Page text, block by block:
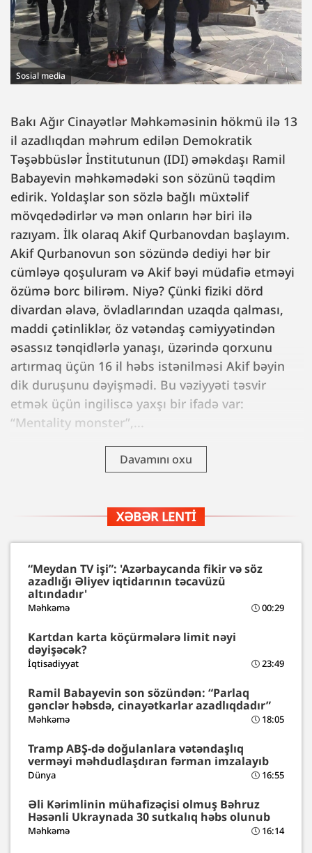
Sosial media
Bakı Ağır Cinayətlər Məhkəməsinin hökmü ilə 13
il azadlıqdan məhrum edilən Demokratik
Təşəbbüslər İnstitutunun (IDI) əməkdaşı Ramil
Babayevin məhkəmədəki son sözünü təqdim
edirik. Yoldaşlar son sözlə bağlı müxtəlif
mövqedədirlər və mən onların hər biri ilə
razıyam. İlk olaraq Akif Qurbanovdan başlayım.
Akif Qurbanovun son sözündə dediyi hər bir
cümləyə qoşuluram və Akif bəyi müdafiə etməyi
özümə borc bilirəm. Niyə? Çünki fiziki dörd
divardan əlavə, övladlarından uzaqda qalması,
maddi çətinliklər, öz vətəndaş cəmiyyətindən
əsassız tənqidlərlə yanaşı, üzərində qorxunu
artırmaq üçün 16 il həbs istənilməsi Akif bəyin
dik duruşunu dəyişmədi. Bu vəziyyəti təsvir
etmək üçün ingiliscə yaxşı bir ifadə var:
“Mentality monster”,...
Davamını oxu
XƏBƏR LENTI
“Meydan TV işi”: 'Azərbaycanda fikir və söz
azadlığı Əliyev iqtidarının təcavüzü
altındadır'
Məhkəmə 00:29
Kartdan karta köçürmələrə limit nəyi
dəyişəcək?
İqtisadiyyat 23:49
Ramil Babayevin son sözündən: “Parlaq
gənclər həbsdə, cinayətkarlar azadlıqdadır”
Məhkəmə 18:05
Tramp ABŞ-də doğulanlara vətəndaşlıq
verməyi məhdudlaşdıran fərman imzalayıb
Dünya 16:55
Əli Kərimlinin mühafizəçisi olmuş Bəhruz
Həsənli Ukraynada 30 sutkalıq həbs olunub
Məhkəmə 16:14